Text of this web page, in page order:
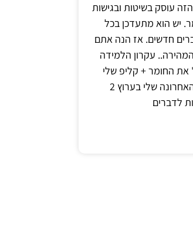
עוסק בשיטות ובגישות
יש הוא מתעדכן בכל
חדשים. אז הנה אתם
עקרון הלמידה
החומר + קליפ שלי
מערוץ 2, בתוכנית האחרונה שלי בערוץ 2
לדברים